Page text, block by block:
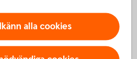
alla cookies